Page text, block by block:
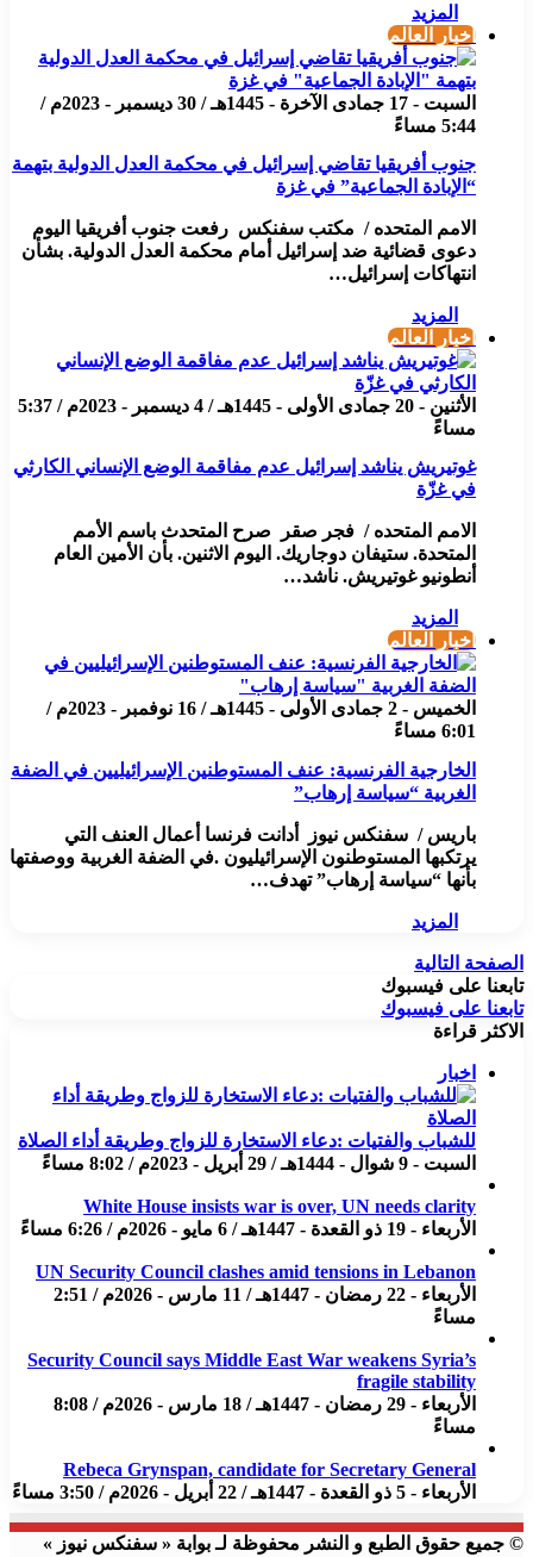
المزيد
أخبار العالم
السبت - 17 جمادى الآخرة - 1445هـ / 30 ديسمبر - 2023م /
5:44 مساءً
جنوب أفريقيا تقاضي إسرائيل في محكمة العدل الدولية بتهمة
“الإبادة الجماعية” في غزة
الامم المتحده / مكتب سفنكس رفعت جنوب أفريقيا اليوم
دعوى قضائية ضد إسرائيل أمام محكمة العدل الدولية. بشأن
انتهاكات إسرائيل…
المزيد
أخبار العالم
الأثنين - 20 جمادى الأولى - 1445هـ / 4 ديسمبر - 2023م / 5:37
مساءً
غوتيريش يناشد إسرائيل عدم مفاقمة الوضع الإنساني الكارثي
في غزّة
الامم المتحده / فجر صقر صرح المتحدث باسم الأمم
المتحدة. ستيفان دوجاريك. اليوم الاثنين. بأن الأمين العام
أنطونيو غوتيريش. ناشد…
المزيد
أخبار العالم
الخميس - 2 جمادى الأولى - 1445هـ / 16 نوفمبر - 2023م /
6:01 مساءً
الخارجية الفرنسية: عنف المستوطنين الإسرائيليين في الضفة
الغربية “سياسة إرهاب”
باريس / سفنكس نيوز أدانت فرنسا أعمال العنف التي
يرتكبها المستوطنون الإسرائيليون .في الضفة الغربية ووصفتها
بأنها “سياسة إرهاب” تهدف…
المزيد
الصفحة التالية
تابعنا على فيسبوك
تابعنا على فيسبوك
الاكثر قراءة
اخبار
للشباب والفتيات :دعاء الاستخارة للزواج وطريقة أداء الصلاة
السبت - 9 شوال - 1444هـ / 29 أبريل - 2023م / 8:02 مساءً
White House insists war is over, UN needs clarity
الأربعاء - 19 ذو القعدة - 1447هـ / 6 مايو - 2026م / 6:26 مساءً
UN Security Council clashes amid tensions in Lebanon
الأربعاء - 22 رمضان - 1447هـ / 11 مارس - 2026م / 2:51
مساءً
Security Council says Middle East War weakens Syria’s
fragile stability
الأربعاء - 29 رمضان - 1447هـ / 18 مارس - 2026م / 8:08
مساءً
Rebeca Grynspan, candidate for Secretary General
الأربعاء - 5 ذو القعدة - 1447هـ / 22 أبريل - 2026م / 3:50 مساءً
© جميع حقوق الطبع و النشر محفوظة لـ بوابة « سفنكس نيوز »